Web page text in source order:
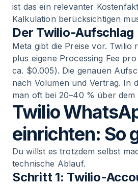
ist das ein relevanter
Kalkulation berücksichtigen
Der Twilio-Aufschlag
Meta gibt die Preise vor. Twilio
plus eigene Processing Fee
ca. $0.005). Die genauen
nach Volumen und Vertrag. In
man oft bei 20–40 % über dem
Twilio
einrichten: So
Du willst es trotzdem selbst
technische Ablauf.
Schritt 1: Twilio-